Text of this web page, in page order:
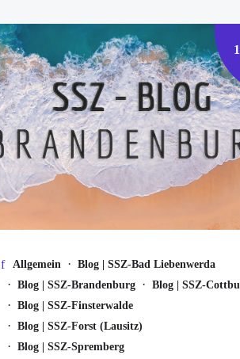
Allgemein · Blog | SSZ-Bad Liebenwerda
· Blog | SSZ-Brandenburg· Blog | SSZ-
· Blog | SSZ-Finsterwalde
· Blog | SSZ-Forst (Lausitz)
· Blog | SSZ-Spremberg